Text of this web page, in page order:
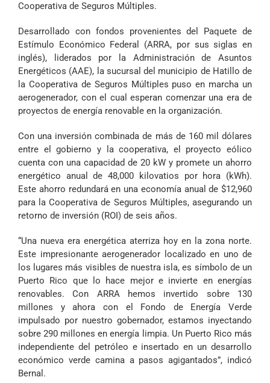
Cooperativa de Seguros Múltiples.
Desarrollado con fondos provenientes del Paquete de
Estímulo Económico Federal (ARRA, por sus siglas en
inglés), liderados por la Administración de Asuntos
Energéticos (AAE), la sucursal del municipio de Hatillo de
la Cooperativa de Seguros Múltiples puso en marcha un
aerogenerador, con el cual esperan comenzar una era de
proyectos de energía renovable en la organización.
Con una inversión combinada de más de 160 mil dólares
entre el gobierno y la cooperativa, el proyecto eólico
cuenta con una capacidad de 20 kW y promete un ahorro
energético anual de 48,000 kilovatios por hora (kWh).
Este ahorro redundará en una economía anual de $12,960
para la Cooperativa de Seguros Múltiples, asegurando un
retorno de inversión (ROI) de seis años.
“Una nueva era energética aterriza hoy en la zona norte.
Este impresionante aerogenerador localizado en uno de
los lugares más visibles de nuestra isla, es símbolo de un
Puerto Rico que lo hace mejor e invierte en energías
renovables. Con ARRA hemos invertido sobre 130
millones y ahora con el Fondo de Energía Verde
impulsado por nuestro gobernador, estamos inyectando
sobre 290 millones en energía limpia. Un Puerto Rico más
independiente del petróleo e insertado en un desarrollo
económico verde camina a pasos agigantados”, indicó
Bernal.